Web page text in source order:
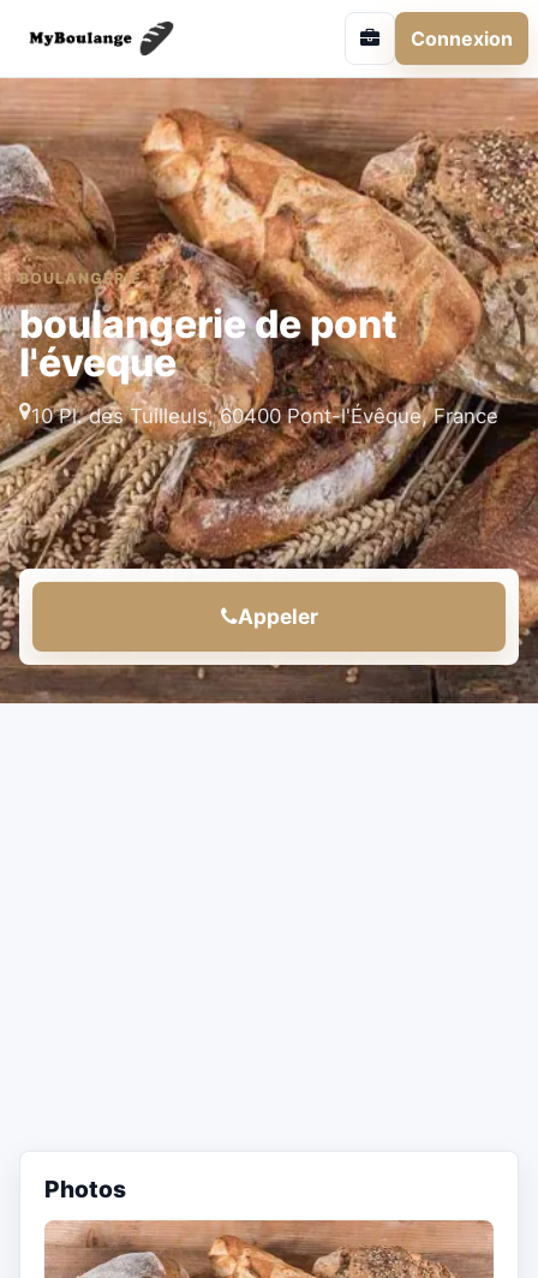
Connexion
BOULANGERIE
boulangerie de pont
l'éveque
10 Pl. des Tuilleuls, 60400 Pont-l'Évêque, France
Appeler
Photos